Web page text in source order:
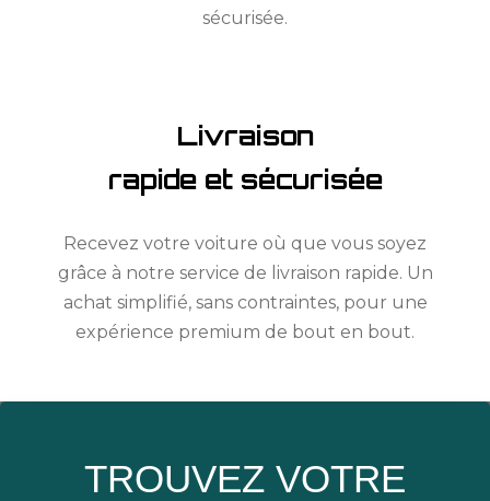
sécurisée.
Livraison
rapide et sécurisée
Recevez votre voiture où que vous soyez
grâce à notre service de livraison rapide. Un
achat simplifié, sans contraintes, pour une
expérience premium de bout en bout.
TROUVEZ VOTRE